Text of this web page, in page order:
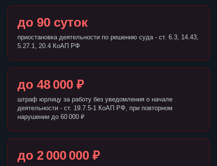
до 90 суток
приостановка деятельности по решению суда - ст. 6.3, 14.43,
5.27.1, 20.4 КоАП РФ
до 48 000 ₽
штраф юрлицу за работу без уведомления о начале
деятельности - ст. 19.7.5-1 КоАП РФ, при повторном
нарушении до 60 000 ₽
до 2 000 000 ₽